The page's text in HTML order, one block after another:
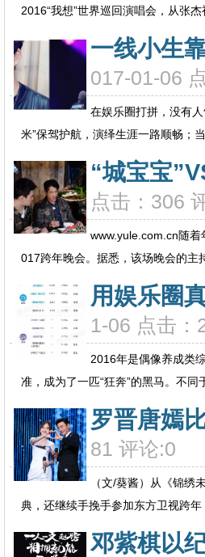
2016“我想”世界巡回演唱会，从张
一线小生
017-01-06
在娱乐圈打拼，没有
米”保驾护航，演绎生涯一路顺畅；
“城宝宝
点击：306
www.yule.com.cn随
017跨年晚会。据悉，该场晚会的主
用娱乐圈
1-06 点击：
2016年是偶像养成类
准，成为了一匹“狂奔”的黑马。不
罗晋唐嫣
81 评论:0
（文/葵酱）从《锦绣
典，还继续手挽手参加东方卫视跨
邓紫棋以